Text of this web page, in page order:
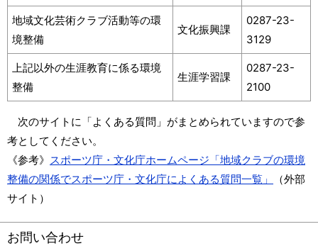
地域文化芸術クラブ活動等の環
境整備
文化振興課
0287-23-
3129
上記以外の生涯教育に係る環境
整備
生涯学習課
0287-23-
2100
次のサイトに「よくある質問」がまとめられていますので参
考としてください。
《参考》 スポーツ庁・文化庁ホームページ「地域クラブの環境
整備の関係でスポーツ庁・文化庁によくある質問一覧」
（外部
サイト）
お問い合わせ